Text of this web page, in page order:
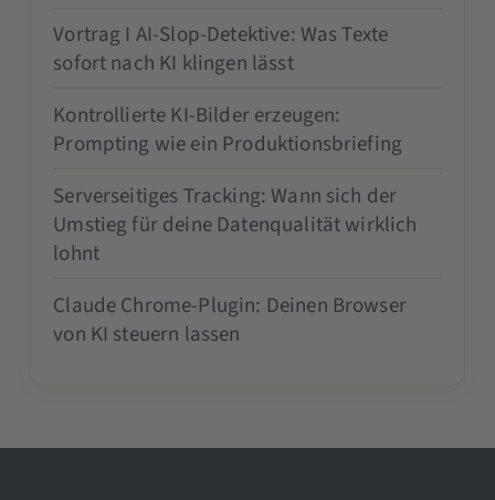
Vortrag I AI-Slop-Detektive: Was Texte
sofort nach KI klingen lässt
Kontrollierte KI-Bilder erzeugen:
Prompting wie ein Produktionsbriefing
Serverseitiges Tracking: Wann sich der
Umstieg für deine Datenqualität wirklich
lohnt
Claude Chrome-Plugin: Deinen Browser
von KI steuern lassen